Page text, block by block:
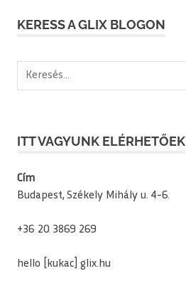
KERESS A GLIX BLOGON
Keresés:
ITT VAGYUNK ELÉRHETŐEK
Cím
Budapest, Székely Mihály u. 4-6.
+36 20 3869 269
hello [kukac] glix.hu